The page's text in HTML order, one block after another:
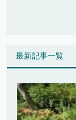
最新記事一覧